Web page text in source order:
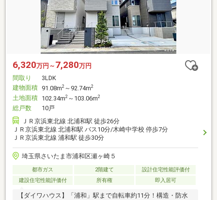
6,320万円～ 7,280万円
間取り
3LDK
建物面積 91.08m2 ～92.74m2
土地面積 102.34m2 ～103.06m2
総戸数
10戸
ＪＲ京浜東北線 北浦和駅 徒歩26分
ＪＲ京浜東北線 北浦和駅 バス10分/木崎中学校 停歩7分
ＪＲ京浜東北線 浦和駅 徒歩30分
埼玉県さいたま市浦和区瀬ヶ崎５
都市ガス 2階建て
設計住宅性能評価付
建設住宅性能評価付
所有権 即入居可
【ダイワハウス】「浦和」駅まで自転車約11分！構造・防水